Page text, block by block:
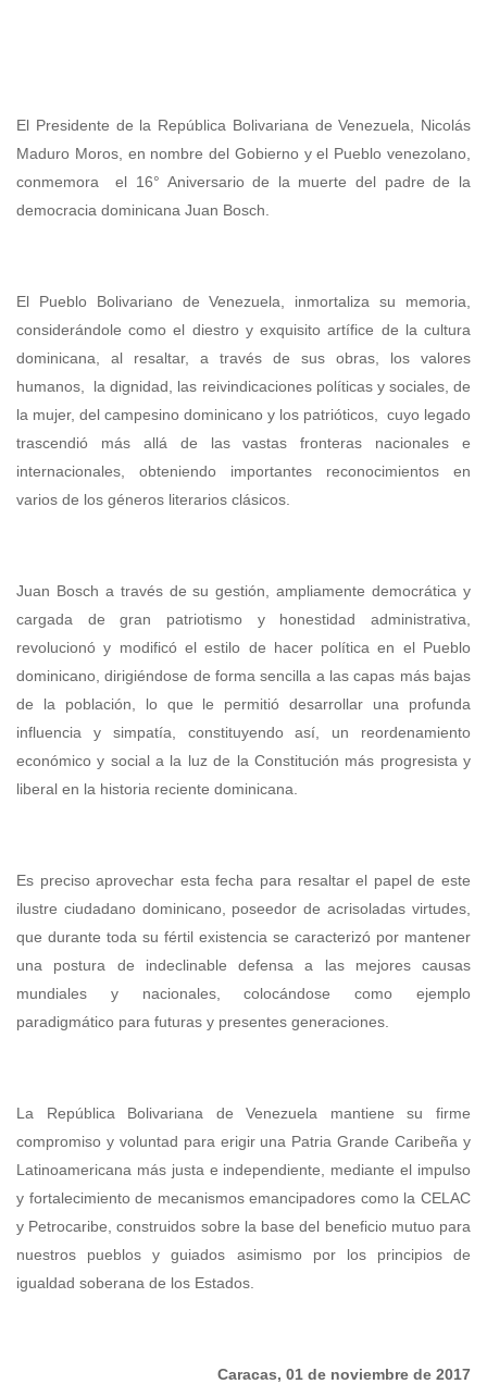
El Presidente de la República Bolivariana de Venezuela, Nicolás
Maduro Moros, en nombre del Gobierno y el Pueblo venezolano,
conmemora el 16° Aniversario de la muerte del padre de la
democracia dominicana Juan Bosch.
El Pueblo Bolivariano de Venezuela, inmortaliza su memoria,
considerándole como el diestro y exquisito artífice de la cultura
dominicana, al resaltar, a través de sus obras, los valores
humanos, la dignidad, las reivindicaciones políticas y sociales, de
la mujer, del campesino dominicano y los patrióticos, cuyo legado
trascendió más allá de las vastas fronteras nacionales e
internacionales, obteniendo importantes reconocimientos en
varios de los géneros literarios clásicos.
Juan Bosch a través de su gestión, ampliamente democrática y
cargada de gran patriotismo y honestidad administrativa,
revolucionó y modificó el estilo de hacer política en el Pueblo
dominicano, dirigiéndose de forma sencilla a las capas más bajas
de la población, lo que le permitió desarrollar una profunda
influencia y simpatía, constituyendo así, un reordenamiento
económico y social a la luz de la Constitución más progresista y
liberal en la historia reciente dominicana.
Es preciso aprovechar esta fecha para resaltar el papel de este
ilustre ciudadano dominicano, poseedor de acrisoladas virtudes,
que durante toda su fértil existencia se caracterizó por mantener
una postura de indeclinable defensa a las mejores causas
mundiales y nacionales, colocándose como ejemplo
paradigmático para futuras y presentes generaciones.
La República Bolivariana de Venezuela mantiene su firme
compromiso y voluntad para erigir una Patria Grande Caribeña y
Latinoamericana más justa e independiente, mediante el impulso
y fortalecimiento de mecanismos emancipadores como la CELAC
y Petrocaribe, construidos sobre la base del beneficio mutuo para
nuestros pueblos y guiados asimismo por los principios de
igualdad soberana de los Estados.
Caracas, 01 de noviembre de 2017